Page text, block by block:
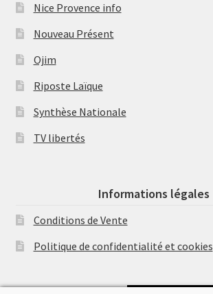
Nice Provence info
Nouveau Présent
Ojim
Riposte Laïque
Synthèse Nationale
TV libertés
Informations légales
Conditions de Vente
Politique de confidentialité et cookies